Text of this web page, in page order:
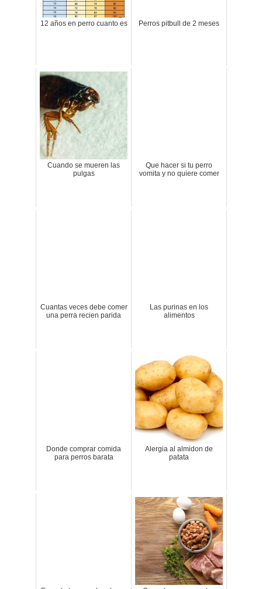
12 años en perro cuanto es Perros pitbull de 2 meses
Cuando se mueren las
pulgas
Que hacer si tu perro
vomita y no quiere comer
Cuantas veces debe comer
una perra recien parida
Las purinas en los
alimentos
Donde comprar comida
para perros barata
Alergia al almidon de
patata